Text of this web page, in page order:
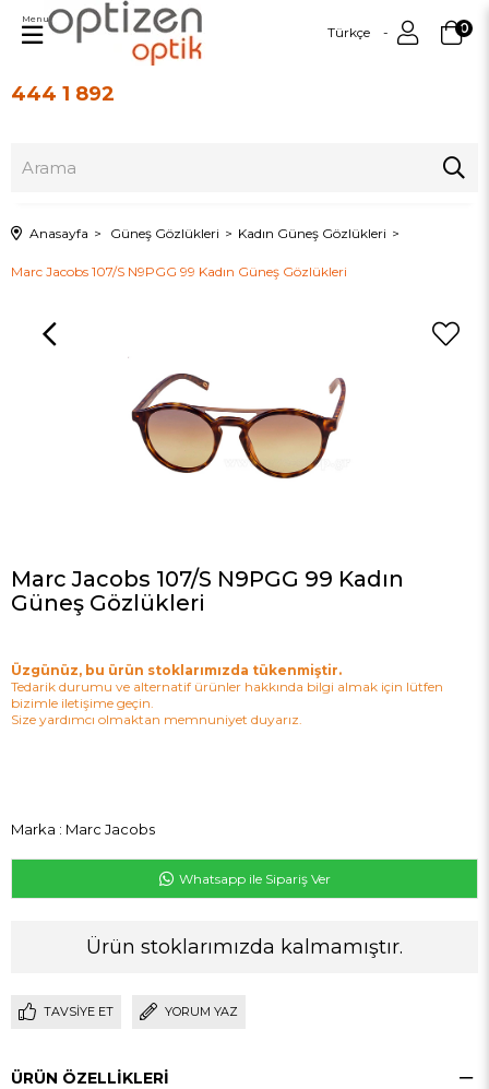
444 1 892
Türkçe 0
Menu
Anasayfa Güneş Gözlükleri Kadın Güneş Gözlükleri
Marc Jacobs 107/S N9PGG 99 Kadın Güneş Gözlükleri
Marc Jacobs 107/S N9PGG 99 Kadın
Güneş Gözlükleri
Üzgünüz, bu ürün stoklarımızda tükenmiştir.
Tedarik durumu ve alternatif ürünler hakkında bilgi almak için lütfen
bizimle iletişime geçin.
Size yardımcı olmaktan memnuniyet duyarız.
Marka : Marc Jacobs
Whatsapp ile Sipariş Ver
Ürün stoklarımızda kalmamıştır.
TAVSIYE ET YORUM YAZ
ÜRÜN ÖZELLIKLERI